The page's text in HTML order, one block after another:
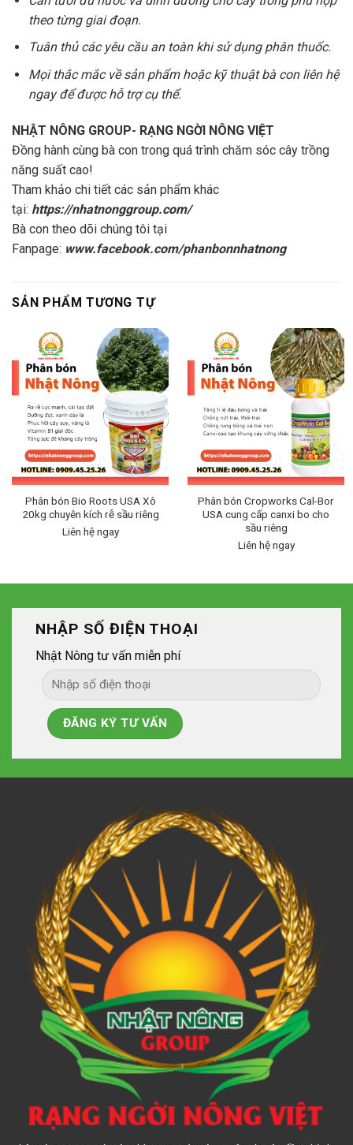
theo từng giai đoạn.
Tuân thủ các yêu cầu an toàn khi sử dụng phân thuốc.
Mọi thắc mắc về sản phẩm hoặc kỹ thuật bà con liên hệ
ngay để được hỗ trợ cụ thể.
NHẬT NÔNG GROUP- RẠNG NGỜI NÔNG VIỆT
Đồng hành cùng bà con trong quá trình chăm sóc cây trồng
năng suất cao!
Tham khảo chi tiết các sản phẩm khác
tại: https://nhatnonggroup.com/
Bà con theo dõi chúng tôi tại
Fanpage: www.facebook.com/phanbonnhatnong
SẢN PHẨM TƯƠNG TỰ
Phân bón Bio Roots USA Xô
20kg chuyên kích rễ sầu riêng
Liên hệ ngay
Phân bón Cropworks Cal-Bor
USA cung cấp canxi bo cho
sầu riêng
Liên hệ ngay
NHẬP SỐ ĐIỆN THOẠI
Nhật Nông tư vấn miễn phí